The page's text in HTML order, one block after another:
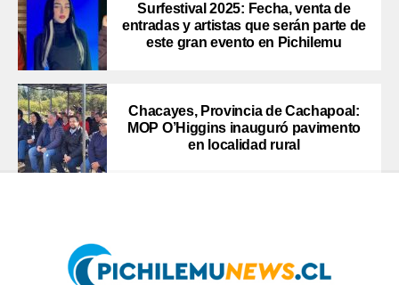
Surfestival 2025: Fecha, venta de
entradas y artistas que serán parte de
este gran evento en Pichilemu
Chacayes, Provincia de Cachapoal:
MOP O’Higgins inauguró pavimento
en localidad rural